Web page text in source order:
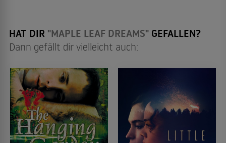
HAT DIR "MAPLE LEAF DREAMS" GEFALLEN?
Dann gefällt dir vielleicht auch: